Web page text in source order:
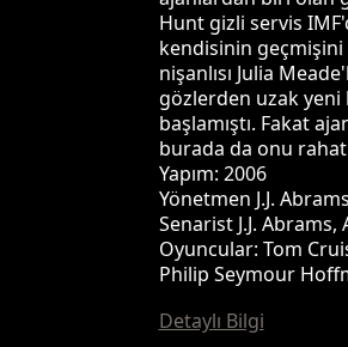
Hunt gizli servis
kendisinin
nişanlısı Julia
gözlerden uzak yeni
başlamıştı. Fakat
burada da onu rahat
Yapım: 2006
Yönetmen J.J. Abrams
Senarist J.J.
Oyuncular: Tom
Philip Seymour
Detaylı Bilgi